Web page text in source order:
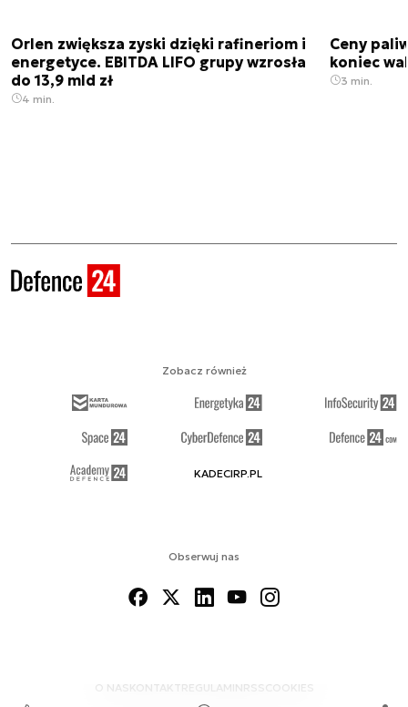
Orlen zwiększa zyski dzięki rafineriom i
energetyce. EBITDA LIFO grupy wzrosła
do 13,9 mld zł
4 min.
Ceny
koniec
3 min.
Obserwuj nas
O NAS KONTAKTREGULAMINRSS COOKIES
Zobacz również
KADECIRP.PL